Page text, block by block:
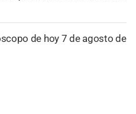
de hoy 7 de agosto de